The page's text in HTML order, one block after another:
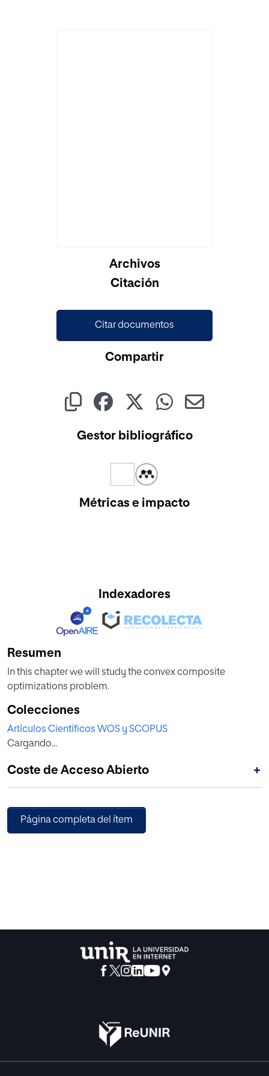
Archivos
Citación
Citar documentos
Compartir
Gestor bibliográfico
Métricas e impacto
Indexadores
Resumen
In this chapter we will study the convex composite
optimizations problem.
Colecciones
Artículos Científicos WOS y SCOPUS
Cargando...
Coste de Acceso Abierto +
Página completa del ítem